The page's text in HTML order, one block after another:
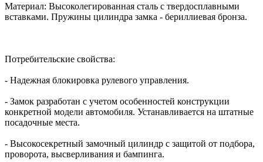
Материал: Высоколегированная сталь с твердосплавными
вставками. Пружины цилиндра замка - бериллиевая бронза.
Потребительские свойства:
- Надежная блокировка рулевого управления.
- Замок разработан с учетом особенностей конструкции
конкретной модели автомобиля. Устанавливается на штатные
посадочные места.
- Высокосекретный замочный цилиндр с защитой от подбора,
проворота, высверливания и бампинга.